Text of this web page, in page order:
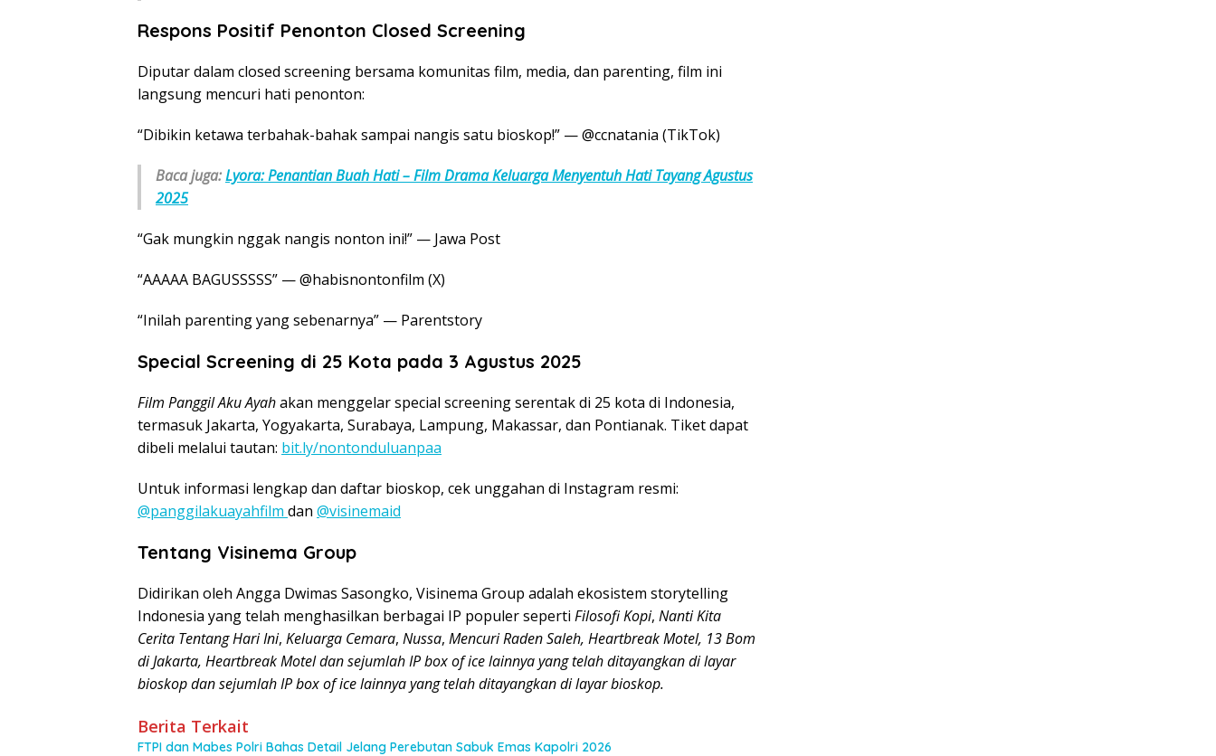
Respons Positif Penonton Closed Screening
Diputar dalam closed screening bersama komunitas film, media, dan parenting, film ini
langsung mencuri hati penonton:
“Dibikin ketawa terbahak-bahak sampai nangis satu bioskop!” — @ccnatania (TikTok)
Baca juga:Lyora: Penantian Buah Hati – Film Drama Keluarga Menyentuh Hati Tayang Agustus
2025
“Gak mungkin nggak nangis nonton ini!” — Jawa Post
“AAAAA BAGUSSSSS” — @habisnontonfilm (X)
“Inilah parenting yang sebenarnya” — Parentstory
Special Screening di 25 Kota pada 3 Agustus 2025
Film Panggil Aku Ayahakan menggelar special screening serentak di 25 kota di Indonesia,
termasuk Jakarta, Yogyakarta, Surabaya, Lampung, Makassar, dan Pontianak. Tiket dapat
dibeli melalui tautan: bit.ly/nontonduluanpaa
Untuk informasi lengkap dan daftar bioskop, cek unggahan di Instagram resmi:
@panggilakuayahfilm dan @visinemaid
Tentang Visinema Group
Didirikan oleh Angga Dwimas Sasongko, Visinema Group adalah ekosistem storytelling
Indonesia yang telah menghasilkan berbagai IP populer seperti Filosofi Kopi, Nanti Kita
Cerita Tentang Hari Ini, Keluarga Cemara, Nussa, Mencuri Raden Saleh, Heartbreak Motel, 13 Bom
di Jakarta, Heartbreak Motel dan sejumlah IP box of ice lainnya yang telah ditayangkan di layar
bioskop dan sejumlah IP box of ice lainnya yang telah ditayangkan di layar bioskop.
Berita Terkait
FTPI dan Mabes Polri Bahas Detail Jelang Perebutan Sabuk Emas Kapolri 2026